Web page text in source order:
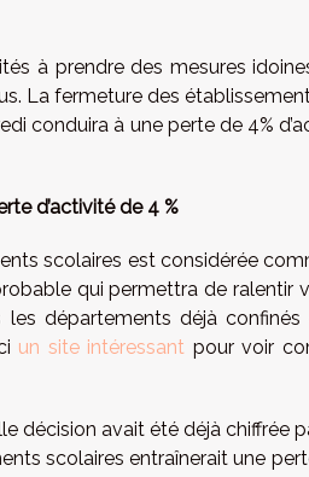
à prendre des mesures
La fermeture des
conduira à une perte de 4%
d’activité de 4 %
scolaires est considérée
qui permettra de ralentir
départements déjà
un site intéressant pour voir
décision avait été déjà chiffrée
scolaires entraînerait une